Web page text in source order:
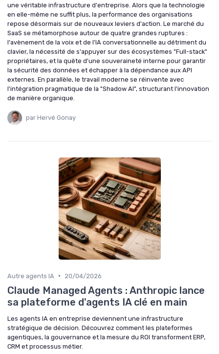
une véritable infrastructure d'entreprise. Alors que la technologie
en elle-même ne suffit plus, la performance des organisations
repose désormais sur de nouveaux leviers d'action. Le marché du
SaaS se métamorphose autour de quatre grandes ruptures :
l'avènement de la voix et de l'IA conversationnelle au détriment du
clavier, la nécessité de s'appuyer sur des écosystèmes "Full-stack"
propriétaires, et la quête d'une souveraineté interne pour garantir
la sécurité des données et échapper à la dépendance aux API
externes. En parallèle, le travail moderne se réinvente avec
l'intégration pragmatique de la "Shadow AI", structurant l'innovation
de manière organique.
par Hervé Gonay
Autre agents IA • 20/04/2026
Claude Managed Agents : Anthropic lance
sa plateforme d'agents IA clé en main
Les agents IA en entreprise deviennent une infrastructure
stratégique de décision. Découvrez comment les plateformes
agentiques, la gouvernance et la mesure du ROI transforment ERP,
CRM et processus métier.